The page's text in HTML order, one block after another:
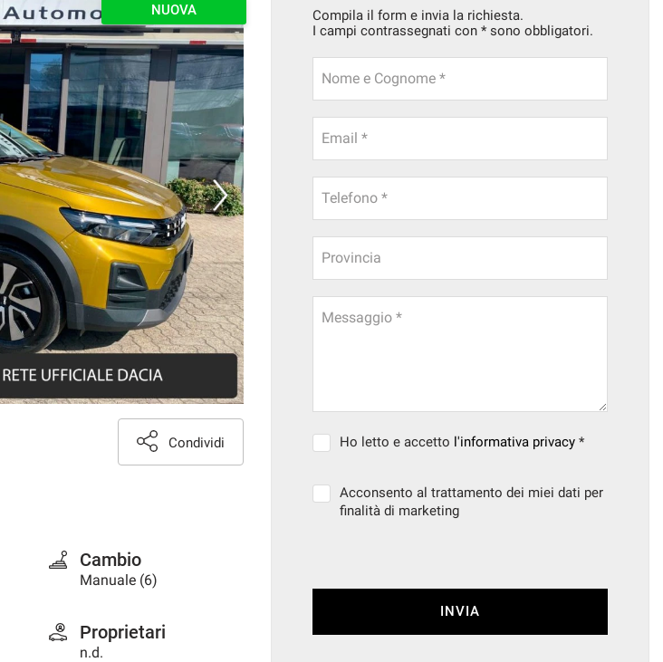
NUOVA
Condividi
Cambio
Manuale (6)
Proprietari
n.d.
Compila il form e invia la richiesta.
I campi contrassegnati con * sono obbligatori.
Nome e Cognome *
Email *
Telefono *
Provincia
Messaggio *
Ho letto e accetto l'informativa privacy *
Acconsento al trattamento dei miei dati per
finalità di marketing
INVIA